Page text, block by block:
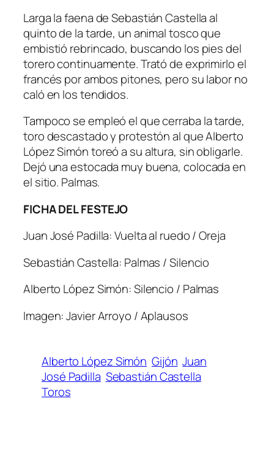
Larga la faena de Sebastián Castella al
quinto de la tarde, un animal tosco que
embistió rebrincado, buscando los pies del
torero continuamente. Trató de exprimirlo el
francés por ambos pitones, pero su labor no
caló en los tendidos.
Tampoco se empleó el que cerraba la tarde,
toro descastado y protestón al que Alberto
López Simón toreó a su altura, sin obligarle.
Dejó una estocada muy buena, colocada en
el sitio. Palmas.
FICHA DEL FESTEJO
Juan José Padilla: Vuelta al ruedo / Oreja
Sebastián Castella: Palmas / Silencio
Alberto López Simón: Silencio / Palmas
Imagen: Javier Arroyo / Aplausos
Alberto López Simón Gijón Juan
José Padilla Sebastián Castella
Toros